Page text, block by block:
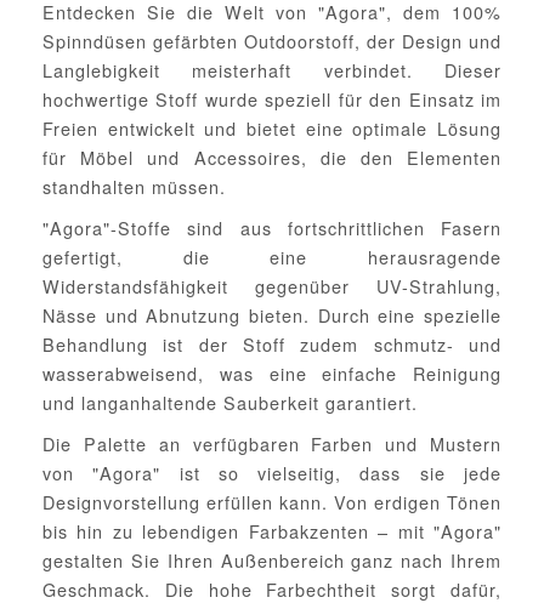
Entdecken Sie die Welt von "Agora", dem 100%
Spinndüsen gefärbten Outdoorstoff, der Design und
Langlebigkeit meisterhaft verbindet. Dieser
hochwertige Stoff wurde speziell für den Einsatz im
Freien entwickelt und bietet eine optimale Lösung
für Möbel und Accessoires, die den Elementen
standhalten müssen.
"Agora"-Stoffe sind aus fortschrittlichen Fasern
gefertigt, die eine herausragende
Widerstandsfähigkeit gegenüber UV-Strahlung,
Nässe und Abnutzung bieten. Durch eine spezielle
Behandlung ist der Stoff zudem schmutz- und
wasserabweisend, was eine einfache Reinigung
und langanhaltende Sauberkeit garantiert.
Die Palette an verfügbaren Farben und Mustern
von "Agora" ist so vielseitig, dass sie jede
Designvorstellung erfüllen kann. Von erdigen Tönen
bis hin zu lebendigen Farbakzenten – mit "Agora"
gestalten Sie Ihren Außenbereich ganz nach Ihrem
Geschmack. Die hohe Farbechtheit sorgt dafür,